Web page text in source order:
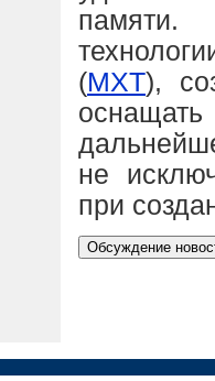
(MXT),
не
при